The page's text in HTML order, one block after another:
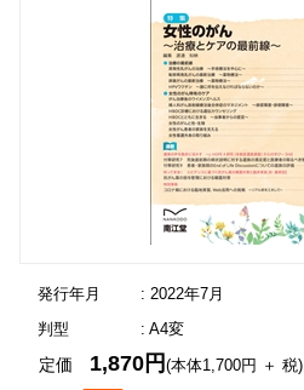
発行年月
: 2022年7月
判型
: A4変
定価 1,870円(本体1,700円 ＋ 税)